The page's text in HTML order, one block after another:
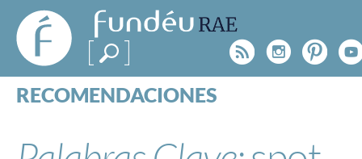
FundéuRAE
- Fundación
del Español
Urgente
Rss
RECOMENDACIONES